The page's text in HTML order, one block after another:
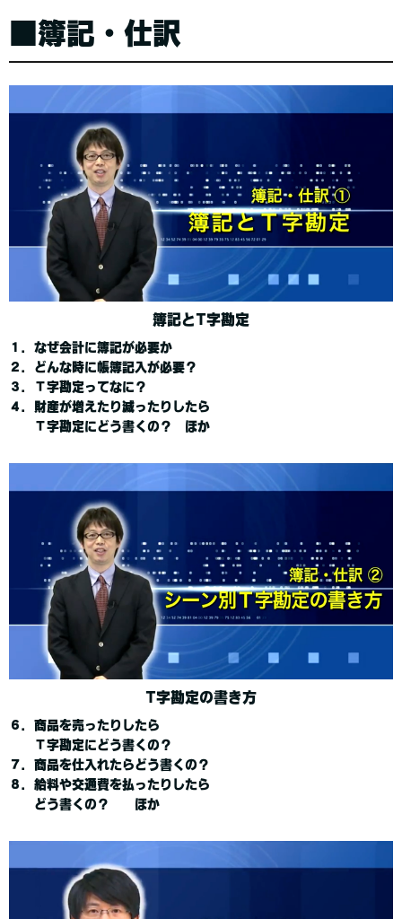
■簿記・仕訳
簿記とT字勘定
１．なぜ会計に簿記が必要か
２．どんな時に帳簿記入が必要？
３．Ｔ字勘定ってなに？
４．財産が増えたり減ったりしたら
Ｔ字勘定にどう書くの？ ほか
T字勘定の書き方
６．商品を売ったりしたら
Ｔ字勘定にどう書くの？
７．商品を仕入れたらどう書くの？
８．給料や交通費を払ったりしたら
どう書くの？ ほか